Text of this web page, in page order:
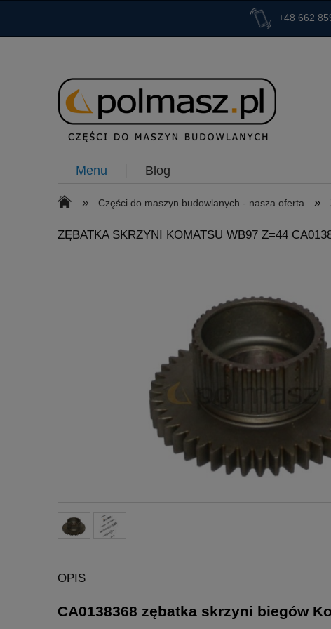
+48 662
Menu Blog
» Części do maszyn budowlanych - nasza oferta »
ZĘBATKA SKRZYNI KOMATSU WB97 Z=44
OPIS
CA0138368 zębatka skrzyni biegów